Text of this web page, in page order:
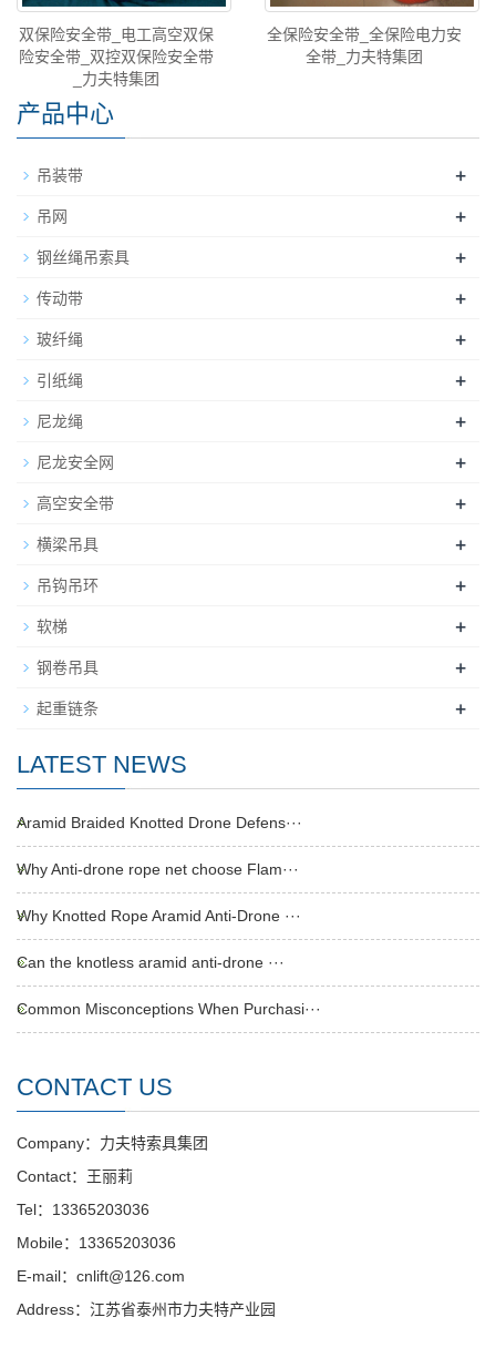
双保险安全带_电工高空双保
险安全带_双控双保险安全带
_力夫特集团
全保险安全带_全保险电力安
全带_力夫特集团
产品中心
吊装带 +
吊网 +
钢丝绳吊索具 +
传动带 +
玻纤绳 +
引纸绳 +
尼龙绳 +
尼龙安全网 +
高空安全带 +
横梁吊具 +
吊钩吊环 +
软梯 +
钢卷吊具 +
起重链条 +
LATEST NEWS
Aramid Braided Knotted Drone Defens···
Why Anti-drone rope net choose Flam···
Why Knotted Rope Aramid Anti-Drone ···
Can the knotless aramid anti-drone ···
Common Misconceptions When Purchasi···
CONTACT US
Company：力夫特索具集团
Contact：王丽莉
Tel：13365203036
Mobile：13365203036
E-mail：cnlift@126.com
Address：江苏省泰州市力夫特产业园